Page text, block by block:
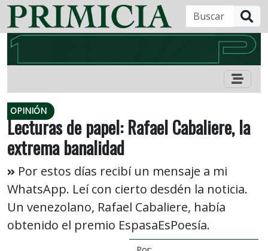
OPINIÓN
Lecturas de papel: Rafael Cabaliere, la
extrema banalidad
Por estos días recibí un mensaje a mi
WhatsApp. Leí con cierto desdén la noticia.
Un venezolano, Rafael Cabaliere, había
obtenido el premio EspasaEsPoesía.